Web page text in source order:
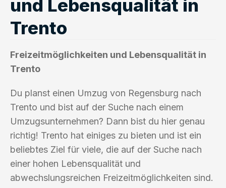
und Lebensqualität in
Trento
Freizeitmöglichkeiten und Lebensqualität in
Trento
Du planst einen Umzug von Regensburg nach
Trento und bist auf der Suche nach einem
Umzugsunternehmen? Dann bist du hier genau
richtig! Trento hat einiges zu bieten und ist ein
beliebtes Ziel für viele, die auf der Suche nach
einer hohen Lebensqualität und
abwechslungsreichen Freizeitmöglichkeiten sind.